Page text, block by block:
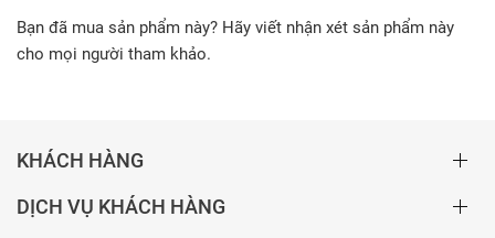
Bạn đã mua sản phẩm này? Hãy viết nhận xét sản phẩm này
cho mọi người tham khảo.
KHÁCH HÀNG
DỊCH VỤ KHÁCH HÀNG